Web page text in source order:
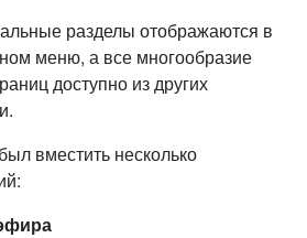
разделы отображаются в
меню, а все многообразие
доступно из других
вместить несколько